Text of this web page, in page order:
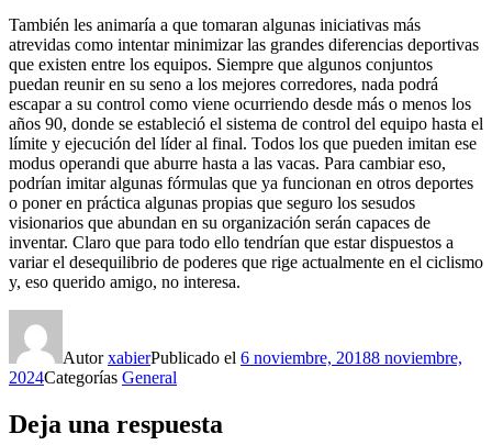
También les animaría a que tomaran algunas iniciativas más
atrevidas como intentar minimizar las grandes diferencias deportivas
que existen entre los equipos. Siempre que algunos conjuntos
puedan reunir en su seno a los mejores corredores, nada podrá
escapar a su control como viene ocurriendo desde más o menos los
años 90, donde se estableció el sistema de control del equipo hasta el
límite y ejecución del líder al final. Todos los que pueden imitan ese
modus operandi que aburre hasta a las vacas. Para cambiar eso,
podrían imitar algunas fórmulas que ya funcionan en otros deportes
o poner en práctica algunas propias que seguro los sesudos
visionarios que abundan en su organización serán capaces de
inventar. Claro que para todo ello tendrían que estar dispuestos a
variar el desequilibrio de poderes que rige actualmente en el ciclismo
y, eso querido amigo, no interesa.
AutorxabierPublicado el 6 noviembre, 20188 noviembre,
2024Categorías General
Deja una respuesta